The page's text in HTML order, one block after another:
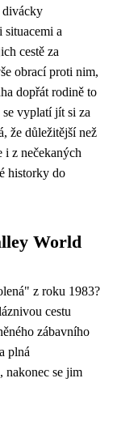
divácky
a
cestě za
obrací proti nim,
dopřát rodině to
se vyplatí jít si za
že důležitější než
i z nečekaných
historky do
World
z roku 1983?
cestu
zábavního
plná
nakonec se jim